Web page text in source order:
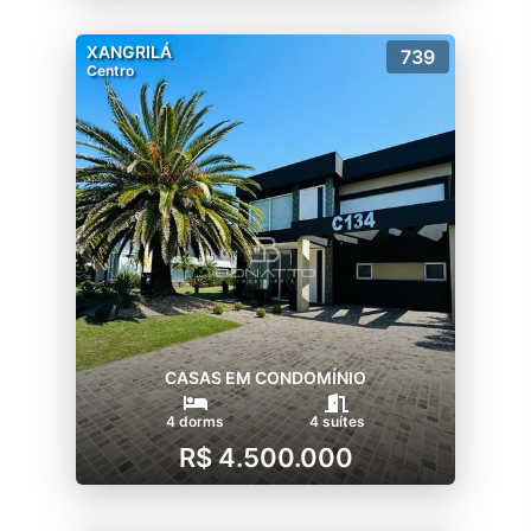
XANGRILÁ
Centro
739
CASAS EM CONDOMÍNIO
4 dorms 4 suítes
R$ 4.500.000